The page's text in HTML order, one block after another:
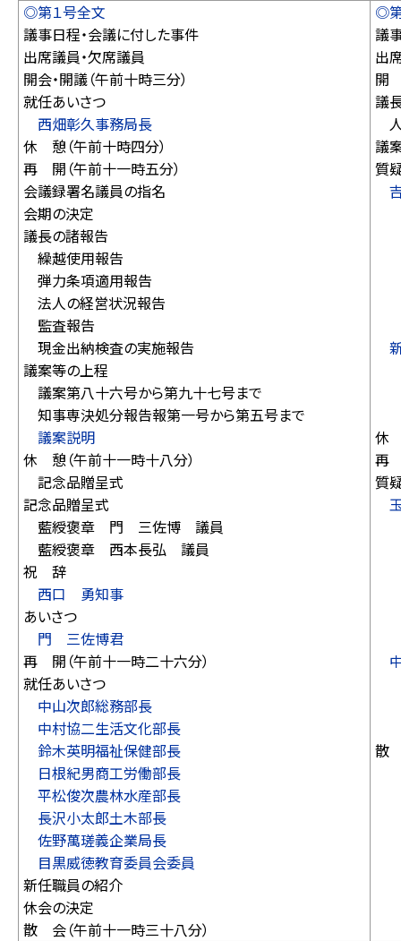
◎第１号全文
議事日程・会議に付した事件
出席議員・欠席議員
開会・開議（午前十時三分）
就任あいさつ
西畑彰久事務局長
休 憩（午前十時四分）
再 開（午前十一時五分）
会議録署名議員の指名
会期の決定
議長の諸報告
繰越使用報告
弾力条項適用報告
法人の経営状況報告
監査報告
現金出納検査の実施報告
議案等の上程
議案第八十六号から第九十七号まで
知事専決処分報告報第一号から第五号まで
議案説明
休 憩（午前十一時十八分）
記念品贈呈式
記念品贈呈式
藍綬褒章 門 三佐博 議員
藍綬褒章 西本長弘 議員
祝 辞
西口 勇知事
あいさつ
門 三佐博君
再 開（午前十一時二十六分）
就任あいさつ
中山次郎総務部長
中村協二生活文化部長
鈴木英明福祉保健部長
日根紀男商工労働部長
平松俊次農林水産部長
長沢小太郎土木部長
佐野萬瑳義企業局長
目黒威徳教育委員会委員
新任職員の紹介
休会の決定
散 会（午前十一時三十八分）
◎
議
出
開
議
議
質
休
再
質
散